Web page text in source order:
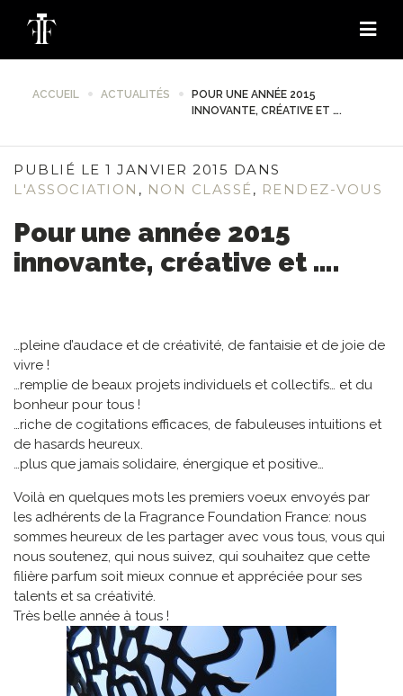
ACCUEIL ACTUALITÉS
POUR UNE ANNÉE 2015
INNOVANTE, CRÉATIVE ET ….
PUBLIÉ LE 1 JANVIER 2015 DANS
L'ASSOCIATION , NON CLASSÉ, RENDEZ-VOUS
Pour une année 2015
innovante, créative et ….
…pleine d’audace et de créativité, de fantaisie et de joie de
vivre !
…remplie de beaux projets individuels et collectifs… et du
bonheur pour tous !
…riche de cogitations efficaces, de fabuleuses intuitions et
de hasards heureux.
…plus que jamais solidaire, énergique et positive…
Voilà en quelques mots les premiers voeux envoyés par
les adhérents de la Fragrance Foundation France: nous
sommes heureux de les partager avec vous tous, vous qui
nous soutenez, qui nous suivez, qui souhaitez que cette
filière parfum soit mieux connue et appréciée pour ses
talents et sa créativité.
Très belle année à tous !